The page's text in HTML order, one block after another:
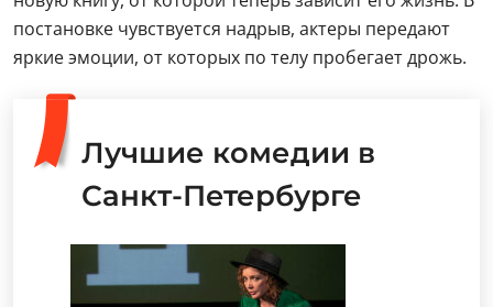
постановке чувствуется надрыв, актеры передают
яркие эмоции, от которых по телу пробегает дрожь.
Лучшие комедии в
Санкт-Петербурге